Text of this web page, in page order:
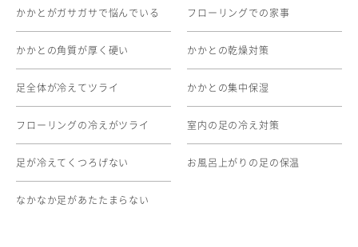
かかとがガサガサで悩んでいる
かかとの角質が厚く硬い
足全体が冷えてツライ
フローリングの冷えがツライ
足が冷えてくつろげない
なかなか足があたたまらない
フローリングでの家事
かかとの乾燥対策
かかとの集中保湿
室内の足の冷え対策
お風呂上がりの足の保温